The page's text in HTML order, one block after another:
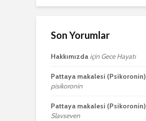
Son Yorumlar
Hakkımızda için Gece Hayatı
Pattaya makalesi (Psikoronin)
pisikoronin
Pattaya makalesi (Psikoronin)
Slavseven